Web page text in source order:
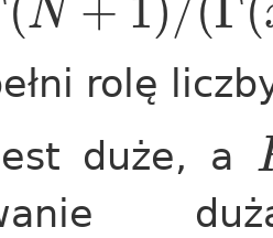
N
rolę
duże, a